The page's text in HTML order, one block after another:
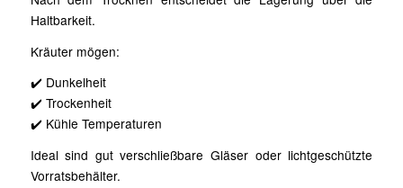
Haltbarkeit.
Kräuter mögen:
✔️ Dunkelheit
✔️ Trockenheit
✔️ Kühle Temperaturen
Ideal sind gut verschließbare Gläser oder lichtgeschützte
Vorratsbehälter.